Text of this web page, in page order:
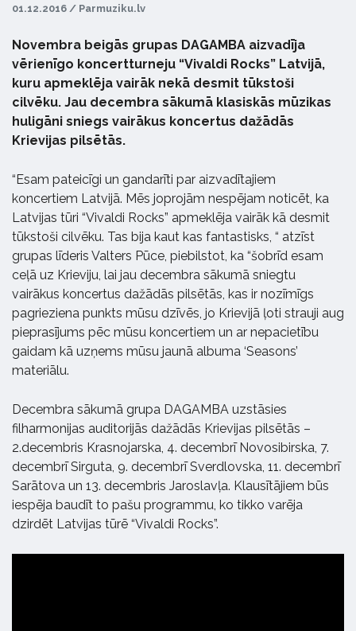
01.12.2016 / Parmuziku.lv
Novembra beigās grupas DAGAMBA aizvadīja
vērienīgo koncertturneju “Vivaldi Rocks” Latvijā,
kuru apmeklēja vairāk nekā desmit tūkstoši
cilvēku. Jau decembra sākumā klasiskās mūzikas
huligāni sniegs vairākus koncertus dažādās
Krievijas pilsētās.
“Esam pateicīgi un gandarīti par aizvadītajiem
koncertiem Latvijā. Mēs joprojām nespējam noticēt, ka
Latvijas tūri “Vivaldi Rocks” apmeklēja vairāk kā desmit
tūkstoši cilvēku. Tas bija kaut kas fantastisks, “ atzīst
grupas līderis Valters Pūce, piebilstot, ka “šobrīd esam
ceļā uz Krieviju, lai jau decembra sākumā sniegtu
vairākus koncertus dažādās pilsētās, kas ir nozīmīgs
pagrieziena punkts mūsu dzīvēs, jo Krievijā ļoti strauji aug
pieprasījums pēc mūsu koncertiem un ar nepacietību
gaidam kā uzņems mūsu jaunā albuma ‘Seasons’
materiālu.
Decembra sākumā grupa DAGAMBA uzstāsies
filharmonijas auditorijās dažādās Krievijas pilsētās –
2.decembris Krasnojarska, 4. decembrī Novosibirska, 7.
decembrī Sirguta, 9. decembrī Sverdlovska, 11. decembrī
Sarātova un 13. decembris Jaroslavļa. Klausītājiem būs
iespēja baudīt to pašu programmu, ko tikko varēja
dzirdēt Latvijas tūrē “Vivaldi Rocks”.